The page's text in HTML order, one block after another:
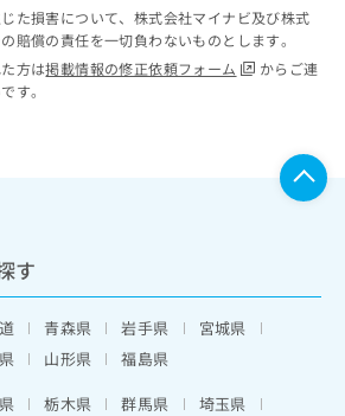
た損害について、株式会社マイナビ及び株式
賠償の責任を一切負わないものとします。
方は掲載情報の修正依頼フォーム
からご連
す。
す
青森県 岩手県
宮城県
山形県
福島県
栃木県 群馬県
埼玉県